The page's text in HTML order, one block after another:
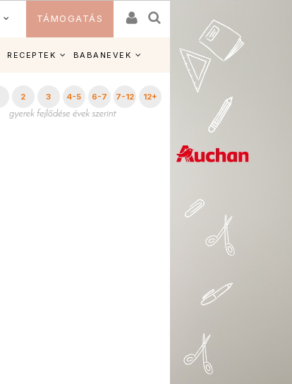
TÁMOGATÁS
RECEPTEK BABANEVEK
2 3 4-5 6-7 7-12 12+